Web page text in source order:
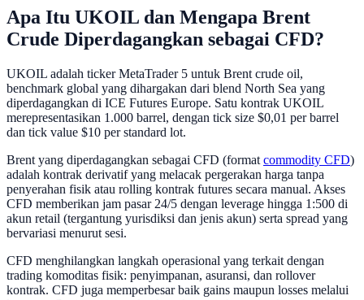
Apa Itu UKOIL dan Mengapa Brent
Crude Diperdagangkan sebagai CFD?
UKOIL adalah ticker MetaTrader 5 untuk Brent crude oil,
benchmark global yang dihargakan dari blend North Sea yang
diperdagangkan di ICE Futures Europe. Satu kontrak UKOIL
merepresentasikan 1.000 barrel, dengan tick size $0,01 per barrel
dan tick value $10 per standard lot.
Brent yang diperdagangkan sebagai CFD (format commodity CFD)
adalah kontrak derivatif yang melacak pergerakan harga tanpa
penyerahan fisik atau rolling kontrak futures secara manual. Akses
CFD memberikan jam pasar 24/5 dengan leverage hingga 1:500 di
akun retail (tergantung yurisdiksi dan jenis akun) serta spread yang
bervariasi menurut sesi.
CFD menghilangkan langkah operasional yang terkait dengan
trading komoditas fisik: penyimpanan, asuransi, dan rollover
kontrak. CFD juga memperbesar baik gains maupun losses melalui